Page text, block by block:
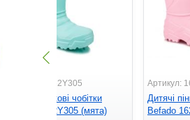
Артикул: 162Y305
Дитячі пінкові чобітки
Befado 162Y305 (мята)
Артикул:
Дитячі
Befado